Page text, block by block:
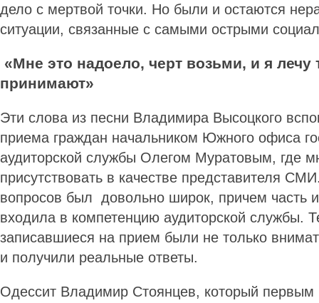
дело с мертвой точки. Но были и остаются
ситуации, связанные с самыми острыми
«Мне это надоело, черт возьми, и я лечу
принимают»
Эти слова из песни Владимира Высоцкого
приема граждан начальником Южного офиса
аудиторской службы Олегом Муратовым, где
присутствовать в качестве представителя
вопросов был довольно широк, причем часть
входила в компетенцию аудиторской службы.
записавшиеся на прием были не только
и получили реальные ответы.
Одессит Владимир Стоянцев, который